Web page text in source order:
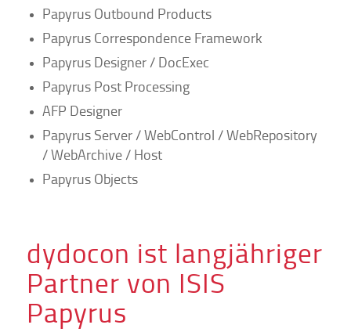
Papyrus Outbound Products
Papyrus Correspondence Framework
Papyrus Designer / DocExec
Papyrus Post Processing
AFP Designer
Papyrus Server / WebControl / WebRepository
/ WebArchive / Host
Papyrus Objects
dydocon ist langjähriger
Partner von ISIS
Papyrus